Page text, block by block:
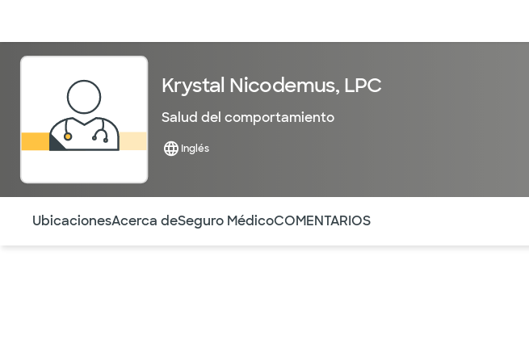
Krystal Nicodemus, LPC
Salud del comportamiento
Inglés
UbicacionesAcerca deSeguro MédicoCOMENTARIOS